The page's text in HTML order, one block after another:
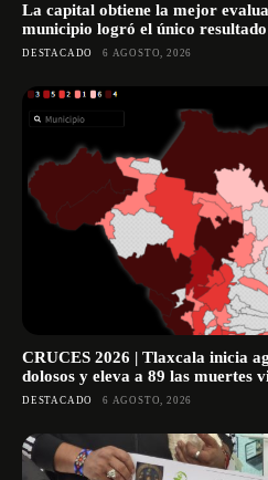
La capital obtiene la mejor
municipio logró el único
DESTACADO 6 AGOSTO, 2026
CRUCES 2026 | Tlaxcala inicia
dolosos y eleva a 89 las muertes
DESTACADO 6 AGOSTO, 2026